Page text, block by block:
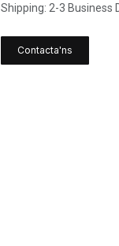
Shipping: 2-3 Business
Contacta'ns